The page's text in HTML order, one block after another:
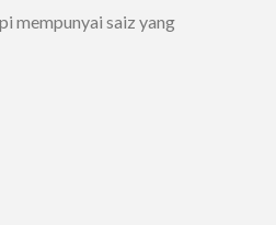
mempunyai saiz yang